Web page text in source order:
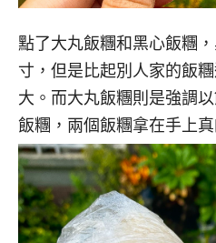
點了大丸飯糰和黑心飯糰
寸，但是比起別人家的飯
大。而大丸飯糰則是強調
飯糰，兩個飯糰拿在手上